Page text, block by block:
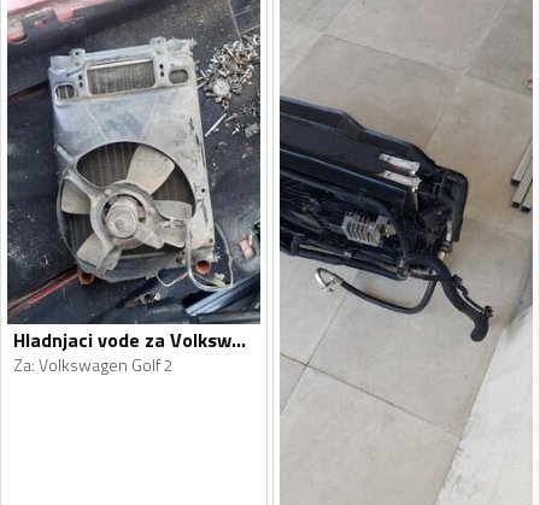
Hladnjaci vode za Volkswagen - Golf 2 - 1990
Za:Volkswagen Golf 2